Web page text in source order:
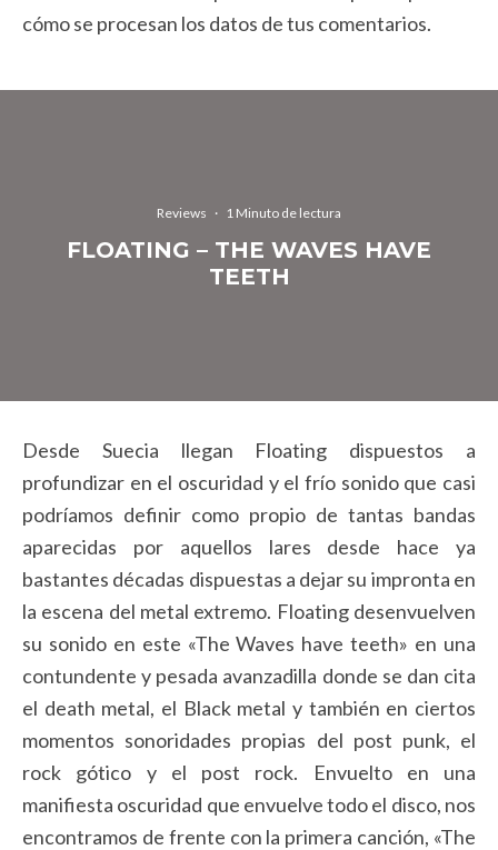
cómo se procesan los datos de tus comentarios.
Reviews · 1 Minuto de lectura
FLOATING – THE WAVES HAVE
TEETH
Desde Suecia llegan Floating dispuestos a
profundizar en el oscuridad y el frío sonido que casi
podríamos definir como propio de tantas bandas
aparecidas por aquellos lares desde hace ya
bastantes décadas dispuestas a dejar su impronta en
la escena del metal extremo. Floating desenvuelven
su sonido en este «The Waves have teeth» en una
contundente y pesada avanzadilla donde se dan cita
el death metal, el Black metal y también en ciertos
momentos sonoridades propias del post punk, el
rock gótico y el post rock. Envuelto en una
manifiesta oscuridad que envuelve todo el disco, nos
encontramos de frente con la primera canción, «The